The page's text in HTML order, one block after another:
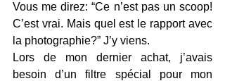
Vous me direz: “Ce n’est pas un scoop!
C’est vrai. Mais quel est le rapport avec
la photographie?” J’y viens.
Lors de mon dernier achat, j’avais
besoin d’un filtre spécial pour mon